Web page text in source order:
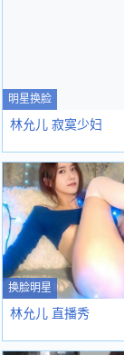
明星换脸
林允儿 寂寞少妇
换脸明星
林允儿 直播秀